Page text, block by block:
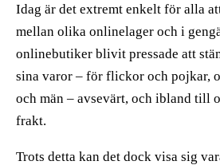
Idag är det extremt enkelt för alla
mellan olika onlinelager och i
onlinebutiker blivit pressade att
sina varor – för flickor och pojkar,
och män – avsevärt, och ibland till
frakt.
Trots detta kan det dock visa sig